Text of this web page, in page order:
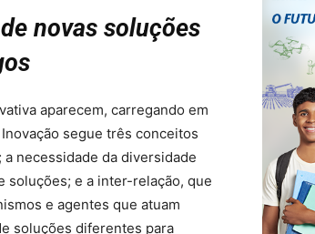
novas soluções
aparecem, carregando em
segue três conceitos
necessidade da diversidade
soluções; e a inter-relação, que
e agentes que atuam
soluções diferentes para